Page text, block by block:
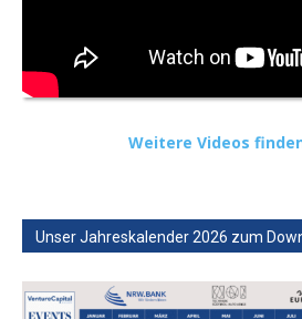
Weitere Videos
Unser Jahreskalender 2026 zum